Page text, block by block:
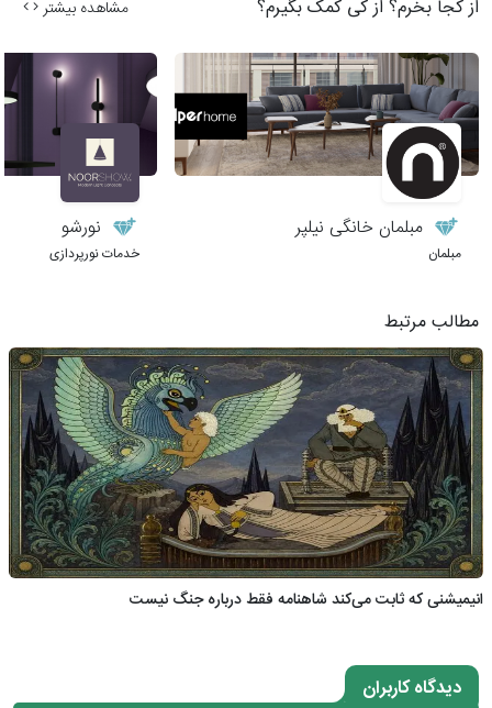
از کجا بخرم؟ از کی کمک بگیرم؟ مشاهده بیشتر
مبلمان خانگی نیلپر
مبلمان
نورشو
خدمات نورپردازی
مطالب مرتبط
انیمیشنی که ثابت می‌کند شاهنامه فقط درباره جنگ نیست
دیدگاه کاربران